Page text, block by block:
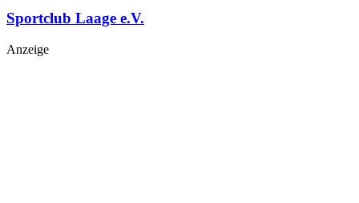
Sportclub Laage e.V.
Anzeige